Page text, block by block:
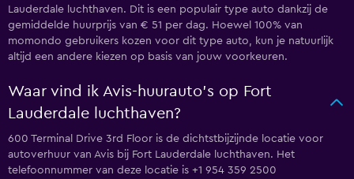
Lauderdale luchthaven. Dit is een populair type auto dankzij de
gemiddelde huurprijs van € 51 per dag. Hoewel 100% van
momondo gebruikers kozen voor dit type auto, kun je natuurlijk
altijd een andere kiezen op basis van jouw voorkeuren.
Waar vind ik Avis-huurauto's op Fort
Lauderdale luchthaven?
600 Terminal Drive 3rd Floor is de dichtstbijzijnde locatie voor
autoverhuur van Avis bij Fort Lauderdale luchthaven. Het
telefoonnummer van deze locatie is +1 954 359 2500